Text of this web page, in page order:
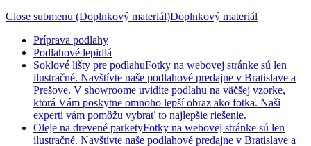
Close submenu (Doplnkový materiál)Doplnkový materiál
Príprava podlahy
Podlahové lepidlá
Soklové lišty pre podlahuFotky na webovej stránke sú len
ilustračné. Navštívte naše podlahové predajne v Bratislave a
Prešove. V showroome uvidíte podlahu na väčšej vzorke,
ktorá Vám poskytne omnoho lepší obraz ako fotka. Naši
experti vám pomôžu vybrať to najlepšie riešenie.
Oleje na drevené parketyFotky na webovej stránke sú len
ilustračné. Navštívte naše podlahové predajne v Bratislave a